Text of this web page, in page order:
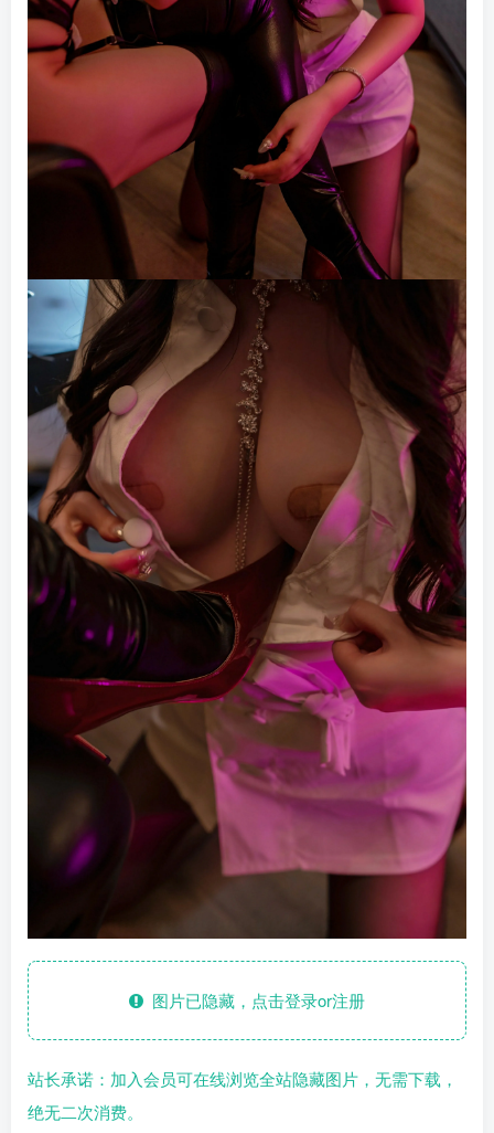
图片已隐藏，点击登录or注册
站长承诺：加入会员可在线浏览全站隐藏图片，无需下载，
绝无二次消费。